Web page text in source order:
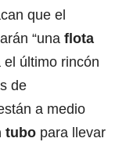
que el
“una flota
el último rincón
de
a medio
tubo para llevar